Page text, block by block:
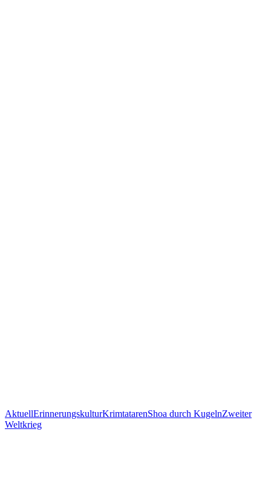
AktuellErinnerungskulturKrimtatarenShoa durch KugelnZweiter
Weltkrieg